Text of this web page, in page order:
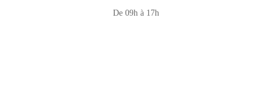
De 09h à 17h